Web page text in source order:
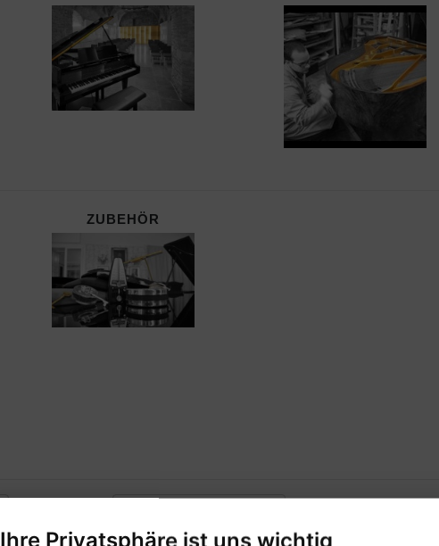
Ihre Privatsphäre ist uns wichtig
ZUBEHÖR